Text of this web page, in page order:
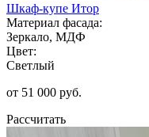
Шкаф-купе Итор
Материал фасада:
Зеркало, МДФ
Цвет:
Светлый
от 51 000 руб.
Рассчитать